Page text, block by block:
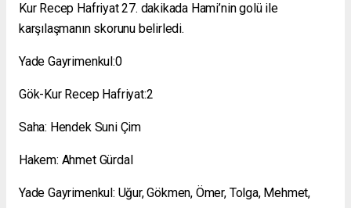
Kur Recep Hafriyat 27. dakikada Hami’nin golü ile
karşılaşmanın skorunu belirledi.
Yade Gayrimenkul:0
Gök-Kur Recep Hafriyat:2
Saha: Hendek Suni Çim
Hakem: Ahmet Gürdal
Yade Gayrimenkul: Uğur, Gökmen, Ömer, Tolga, Mehmet,